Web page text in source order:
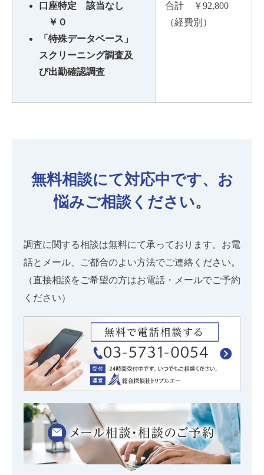
口座特定 該当なし
￥０
「特殊データベース」
スクリーニング調査及
び出勤確認調査
合計 ￥92,800
（経費別）
無料相談にて対応中です、お
悩みご相談ください。
調査に関する相談は無料にて承っております。お電
話とメール、ご都合のよい方法でご連絡ください。
（直接相談をご希望の方はお電話・メールでご予約
ください）